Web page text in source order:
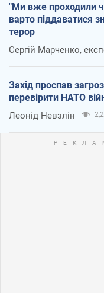
"Ми вже проходили
варто піддаватися
терор
Сергій Марченко,
Захід проспав
перевірити НАТО
Леонід Невзлін 2,2